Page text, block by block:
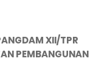
XII/TPR
PEMBANGUNAN